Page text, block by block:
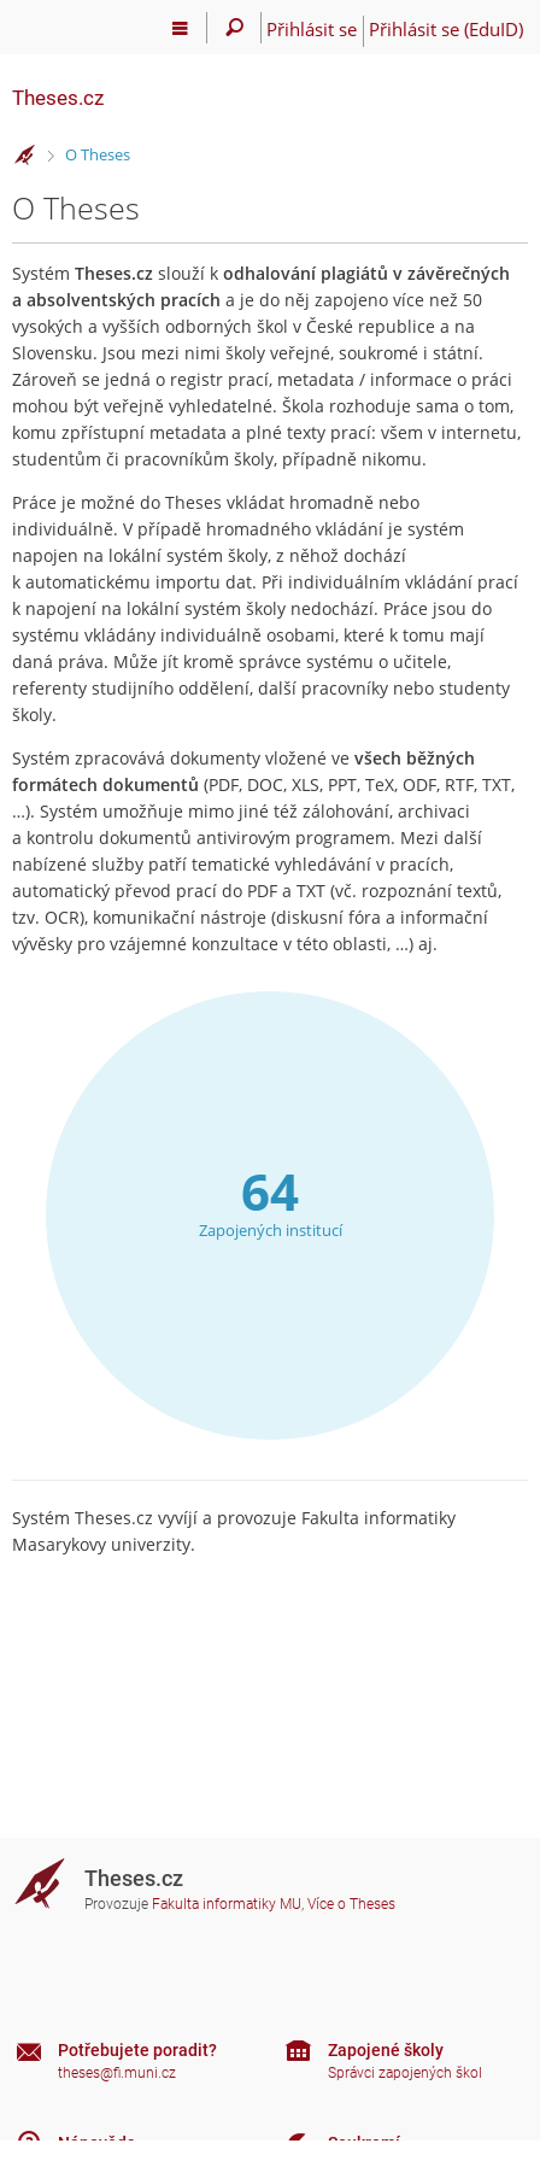
Přihlásit se Přihlásit se (EduID)
Theses.cz
>
O Theses
O Theses
Systém Theses.cz slouží k odhalování plagiátů v závěrečných
a absolventských pracích a je do něj zapojeno více než 50
vysokých a vyšších odborných škol v České republice a na
Slovensku. Jsou mezi nimi školy veřejné, soukromé i státní.
Zároveň se jedná o registr prací, metadata / informace o práci
mohou být veřejně vyhledatelné. Škola rozhoduje sama o tom,
komu zpřístupní metadata a plné texty prací: všem v internetu,
studentům či pracovníkům školy, případně nikomu.
Práce je možné do Theses vkládat hromadně nebo
individuálně. V případě hromadného vkládání je systém
napojen na lokální systém školy, z něhož dochází
k automatickému importu dat. Při individuálním vkládání prací
k napojení na lokální systém školy nedochází. Práce jsou do
systému vkládány individuálně osobami, které k tomu mají
daná práva. Může jít kromě správce systému o učitele,
referenty studijního oddělení, další pracovníky nebo studenty
školy.
Systém zpracovává dokumenty vložené ve všech běžných
formátech dokumentů (PDF, DOC, XLS, PPT, TeX, ODF, RTF, TXT,
…). Systém umožňuje mimo jiné též zálohování, archivaci
a kontrolu dokumentů antivirovým programem. Mezi další
nabízené služby patří tematické vyhledávání v pracích,
automatický převod prací do PDF a TXT (vč. rozpoznání textů,
tzv. OCR), komunikační nástroje (diskusní fóra a informační
vývěsky pro vzájemné konzultace v této oblasti, …) aj.
64
Zapojených institucí
Systém Theses.cz vyvíjí a provozuje Fakulta informatiky
Masarykovy univerzity.
Theses.cz
Provozuje Fakulta informatiky MU, Více o Theses
Potřebujete poradit?
theses@fi.muni.cz
Nápověda
Zapojené školy
Správci zapojených škol
Soukromí